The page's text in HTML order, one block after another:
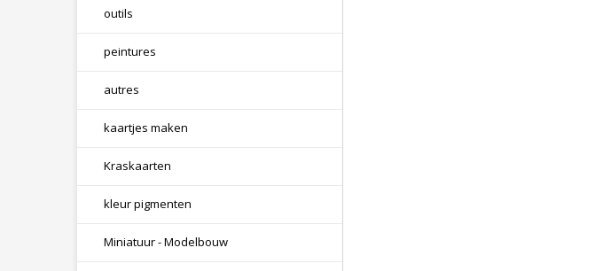
outils
peintures
autres
kaartjes maken
Kraskaarten
kleur pigmenten
Miniatuur - Modelbouw